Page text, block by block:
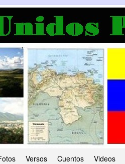
Democracia
le ha caido a esta tierra
Versos Cuentos Videos